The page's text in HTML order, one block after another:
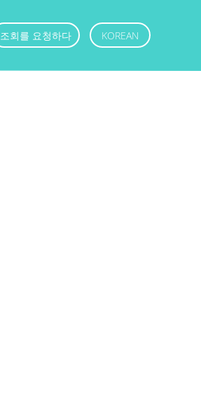
조회를 요청하다 KOREAN